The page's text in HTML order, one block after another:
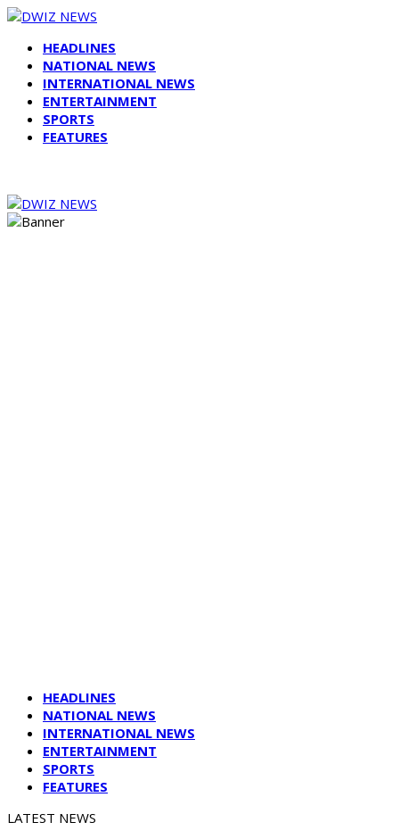
HEADLINES
NATIONAL NEWS
INTERNATIONAL NEWS
ENTERTAINMENT
SPORTS
FEATURES
HEADLINES
NATIONAL NEWS
INTERNATIONAL NEWS
ENTERTAINMENT
SPORTS
FEATURES
LATEST NEWS